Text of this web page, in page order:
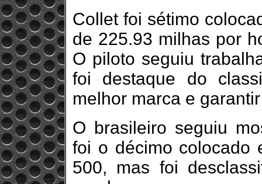
Collet foi sétimo
de 225.93 milhas por
O piloto seguiu
foi destaque do
melhor marca e
O brasileiro seguiu
foi o décimo colocado
500, mas foi